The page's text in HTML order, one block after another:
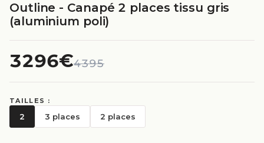
Outline - Canapé 2 places tissu gris
(aluminium poli)
3296€4395
TAILLES :
2 3 places 2 places